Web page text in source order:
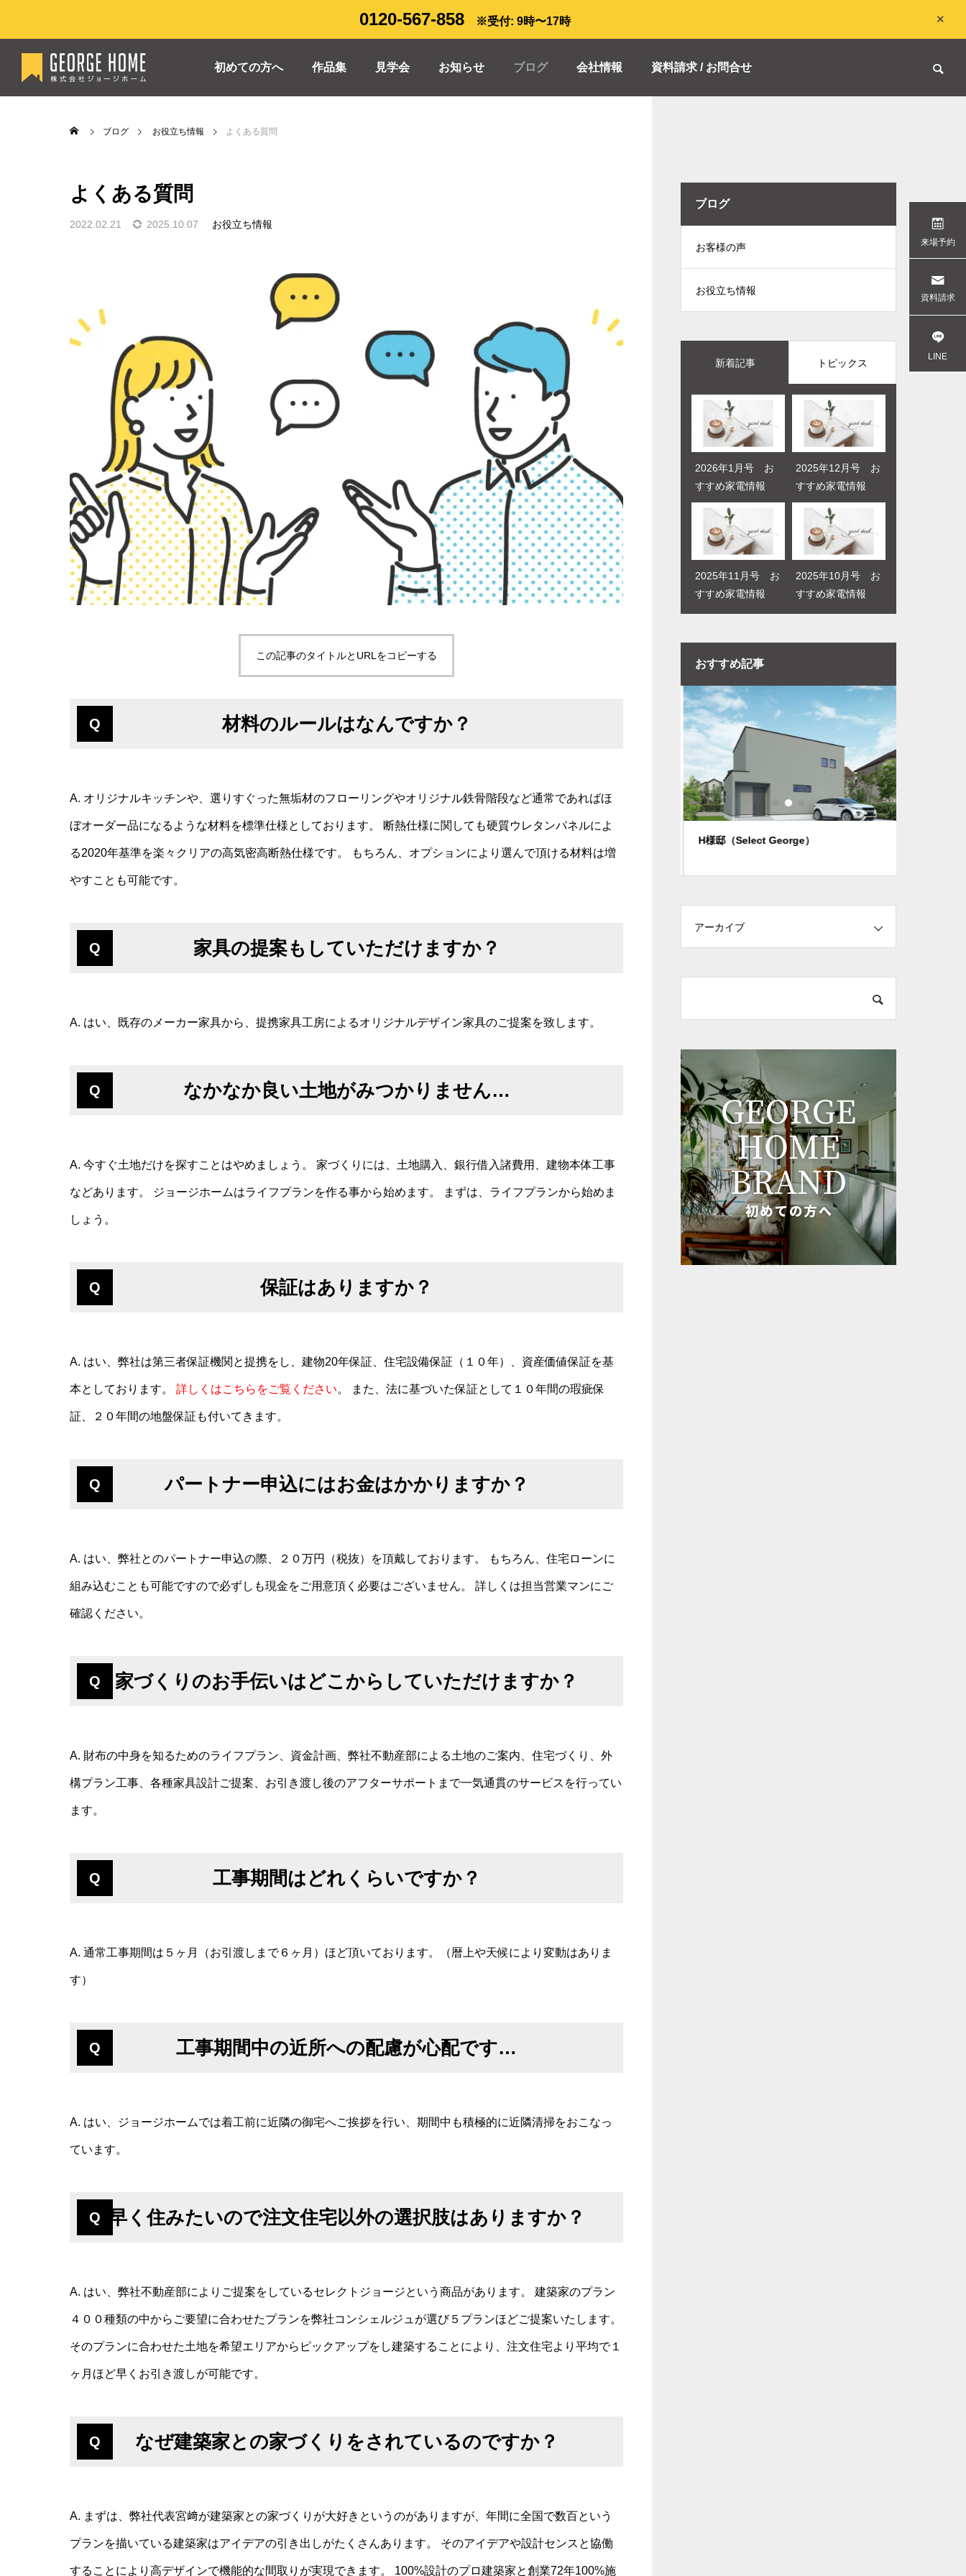
0120-567-858 ※受付: 9時〜17時
初めての方へ 作品集 見学会 お知らせ ブログ 会社情報 資料請求 / お問合せ
All Premium
All 見学会
お役立ち情報 お役立ち情報
B様邸（Premium George）
お客様の声

ブログ お役立ち情報 よくある質問
よくある質問
2022.02.21 2025.10.07 お役立ち情報
この記事のタイトルとURLをコピーする
Q 材料のルールはなんですか？
A. オリジナルキッチンや、選りすぐった無垢材のフローリングやオリジナル鉄骨階段など通常であればほ
ぼオーダー品になるような材料を標準仕様としております。 断熱仕様に関しても硬質ウレタンパネルによ
る2020年基準を楽々クリアの高気密高断熱仕様です。 もちろん、オプションにより選んで頂ける材料は増
やすことも可能です。
Q 家具の提案もしていただけますか？
A. はい、既存のメーカー家具から、提携家具工房によるオリジナルデザイン家具のご提案を致します。
Q なかなか良い土地がみつかりません…
A. 今すぐ土地だけを探すことはやめましょう。 家づくりには、土地購入、銀行借入諸費用、建物本体工事
などあります。 ジョージホームはライフプランを作る事から始めます。 まずは、ライフプランから始めま
しょう。
Q 保証はありますか？
A. はい、弊社は第三者保証機関と提携をし、建物20年保証、住宅設備保証（１０年）、資産価値保証を基
本としております。 詳しくはこちらをご覧ください。 また、法に基づいた保証として１０年間の瑕疵保
証、２０年間の地盤保証も付いてきます。
Q パートナー申込にはお金はかかりますか？
A. はい、弊社とのパートナー申込の際、２０万円（税抜）を頂戴しております。 もちろん、住宅ローンに
組み込むことも可能ですので必ずしも現金をご用意頂く必要はございません。 詳しくは担当営業マンにご
確認ください。
Q 家づくりのお手伝いはどこからしていただけますか？
A. 財布の中身を知るためのライフプラン、資金計画、弊社不動産部による土地のご案内、住宅づくり、外
構プラン工事、各種家具設計ご提案、お引き渡し後のアフターサポートまで一気通貫のサービスを行ってい
ます。
Q 工事期間はどれくらいですか？
A. 通常工事期間は５ヶ月（お引渡しまで６ヶ月）ほど頂いております。（暦上や天候により変動はありま
す）
Q 工事期間中の近所への配慮が心配です…
A. はい、ジョージホームでは着工前に近隣の御宅へご挨拶を行い、期間中も積極的に近隣清掃をおこなっ
ています。
Q 早く住みたいので注文住宅以外の選択肢はありますか？
A. はい、弊社不動産部によりご提案をしているセレクトジョージという商品があります。 建築家のプラン
４００種類の中からご要望に合わせたプランを弊社コンシェルジュが選び５プランほどご提案いたします。
そのプランに合わせた土地を希望エリアからピックアップをし建築することにより、注文住宅より平均で１
ヶ月ほど早くお引き渡しが可能です。
Q なぜ建築家との家づくりをされているのですか？
A. まずは、弊社代表宮﨑が建築家との家づくりが大好きというのがありますが、年間に全国で数百という
プランを描いている建築家はアイデアの引き出しがたくさんあります。 そのアイデアや設計センスと協働
することにより高デザインで機能的な間取りが実現できます。 100%設計のプロ建築家と創業72年100%施
ブログ
お客様の声
お役立ち情報
新着記事 トピックス
2026年1月号 お
すすめ家電情報
2025年12月号 お
すすめ家電情報
2025年11月号 お
すすめ家電情報
2025年10月号 お
すすめ家電情報
2025年10月号 お
すすめ家電情報
2025年11月号 お
すすめ家電情報
よくある質問
2026年1月号 お
すすめ家電情報
おすすめ記事
H様邸（Select George）
アーカイブ
来場予約
資料請求
LINE